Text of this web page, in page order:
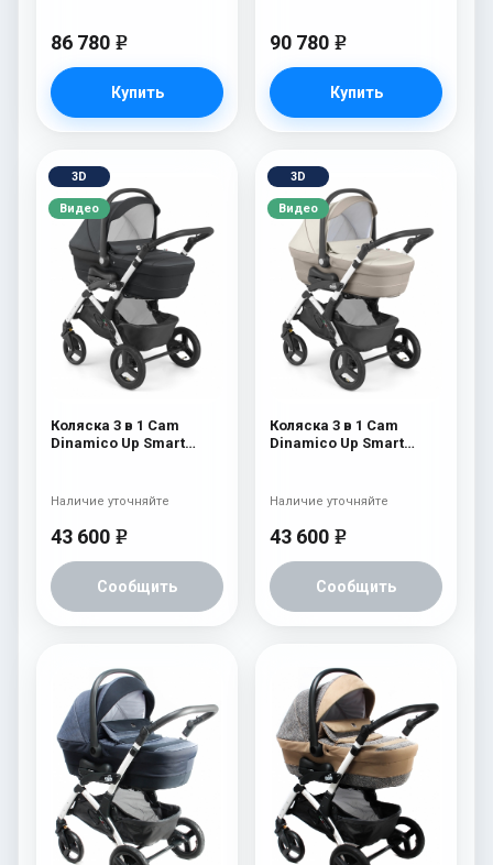
86 780 e
Купить
90 780 e
Купить
3D
Видео
Коляска 3 в 1 Cam
Dinamico Up Smart
43 600 e
Сообщить
Наличие уточняйте
3D
Видео
Коляска 3 в 1 Cam
Dinamico Up Smart
43 600 e
Сообщить
Наличие уточняйте